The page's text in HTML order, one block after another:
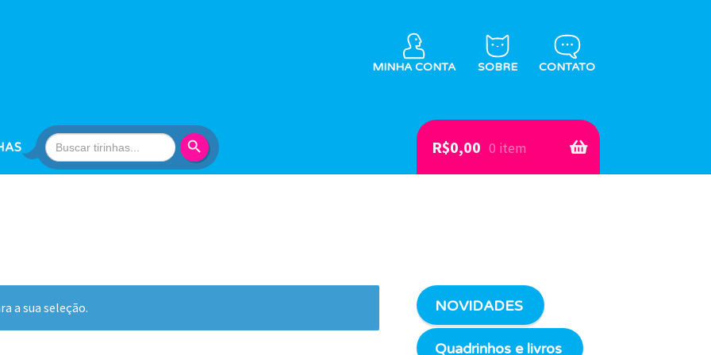
MINHA CONTA SOBRE CONTATO
Search
for:
R$0,00 0 item
a sua seleção. NOVIDADES
Quadrinhos e livros